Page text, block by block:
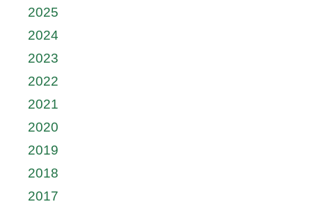
2025
2024
2023
2022
2021
2020
2019
2018
2017